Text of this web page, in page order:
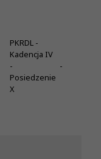
PKRDL -
Kadencja IV
-
Posiedzenie
X
-